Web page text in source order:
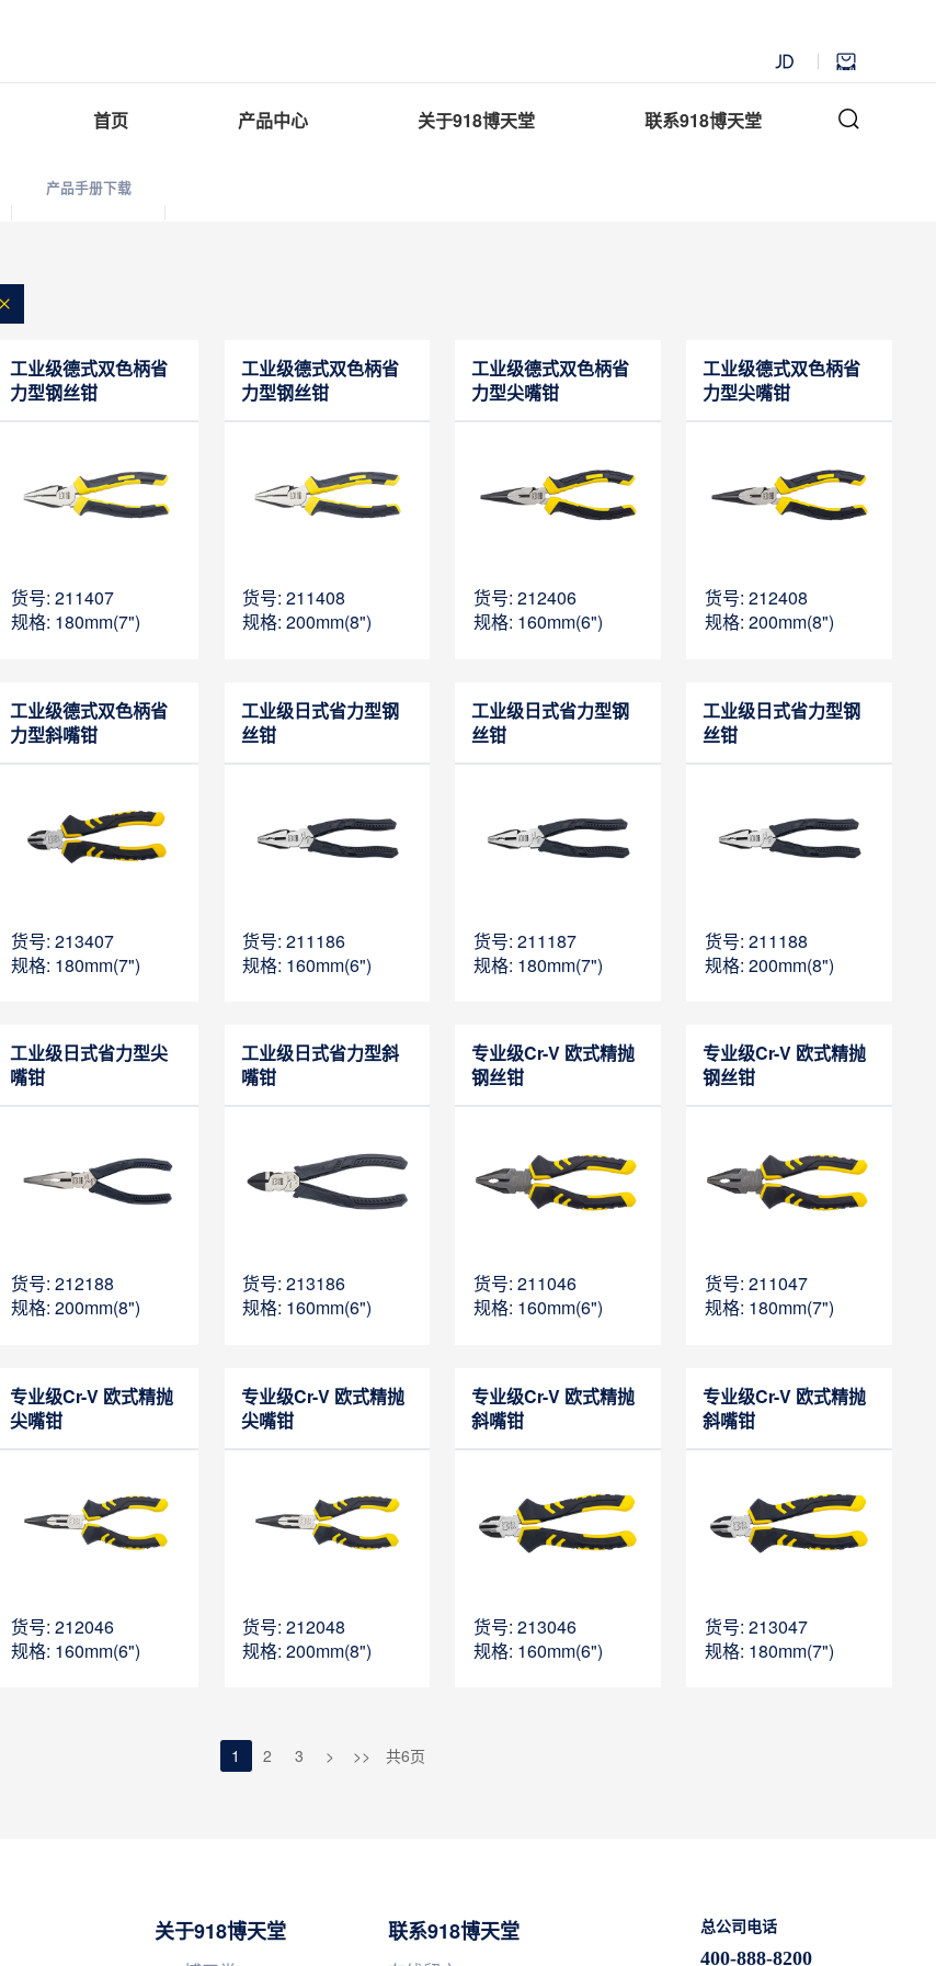
首页 产品中心 关于918博天堂 联系918博天堂
产品手册下载
工业级德式双色柄省
力型钢丝钳
货号: 211407
规格: 180mm(7")
工业级德式双色柄省
力型钢丝钳
货号: 211408
规格: 200mm(8")
工业级德式双色柄省
力型尖嘴钳
货号: 212406
规格: 160mm(6")
工业级德式双色柄省
力型尖嘴钳
货号: 212408
规格: 200mm(8")
工业级德式双色柄省
力型斜嘴钳
货号: 213407
规格: 180mm(7")
工业级日式省力型钢
丝钳
货号: 211186
规格: 160mm(6")
工业级日式省力型钢
丝钳
货号: 211187
规格: 180mm(7")
工业级日式省力型钢
丝钳
货号: 211188
规格: 200mm(8")
工业级日式省力型尖
嘴钳
货号: 212188
规格: 200mm(8")
工业级日式省力型斜
嘴钳
货号: 213186
规格: 160mm(6")
专业级Cr-V 欧式精抛
钢丝钳
货号: 211046
规格: 160mm(6")
专业级Cr-V 欧式精抛
钢丝钳
货号: 211047
规格: 180mm(7")
专业级Cr-V 欧式精抛
尖嘴钳
货号: 212046
规格: 160mm(6")
专业级Cr-V 欧式精抛
尖嘴钳
货号: 212048
规格: 200mm(8")
专业级Cr-V 欧式精抛
斜嘴钳
货号: 213046
规格: 160mm(6")
专业级Cr-V 欧式精抛
斜嘴钳
货号: 213047
规格: 180mm(7")
1 2 3 > >> 共6页
关于918博天堂 联系918博天堂 总公司电话
400-888-8200